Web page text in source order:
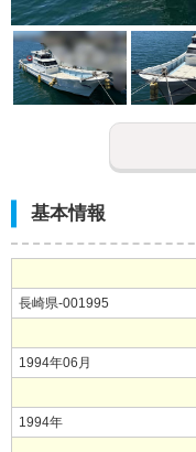
基本情報
長崎県-001995
1994年06月
1994年